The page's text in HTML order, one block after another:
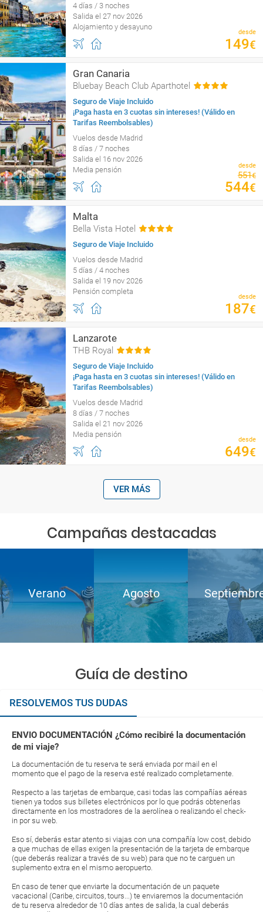
4 días / 3 noches
Salida el 27 nov 2026
Alojamiento y desayuno
desde
149€
Gran Canaria
Bluebay Beach Club Aparthotel
Seguro de Viaje Incluido
¡Paga hasta en 3 cuotas sin intereses! (Válido en
Tarifas Reembolsables)
Vuelos desde Madrid
8 días / 7 noches
Salida el 16 nov 2026
Media pensión
desde
551€
544€
Malta
Bella Vista Hotel
Seguro de Viaje Incluido
Vuelos desde Madrid
5 días / 4 noches
Salida el 19 nov 2026
Pensión completa
desde
187€
Lanzarote
THB Royal
Seguro de Viaje Incluido
¡Paga hasta en 3 cuotas sin intereses! (Válido en
Tarifas Reembolsables)
Vuelos desde Madrid
8 días / 7 noches
Salida el 21 nov 2026
Media pensión
desde
649€
VER MÁS
Campañas destacadas
Verano Agosto
Guía de destino
RESOLVEMOS TUS DUDAS
ENVIO DOCUMENTACIÓN ¿Cómo recibiré la documentación
de mi viaje?
La documentación de tu reserva te será enviada por mail en el
momento que el pago de la reserva esté realizado completamente.
Respecto a las tarjetas de embarque, casi todas las compañías aéreas
tienen ya todos sus billetes electrónicos por lo que podrás obtenerlas
directamente en los mostradores de la aerolínea o realizando el check-
in por su web.
Eso sí, deberás estar atento si viajas con una compañía low cost, debido
a que muchas de ellas exigen la presentación de la tarjeta de embarque
(que deberás realizar a través de su web) para que no te carguen un
suplemento extra en el mismo aeropuerto.
En caso de tener que enviarte la documentación de un paquete
vacacional (Caribe, circuitos, tours...) te enviaremos la documentación
de tu reserva alrededor de 10 días antes de salida, la cual deberás